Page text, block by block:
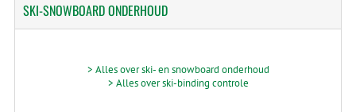
SKI-SNOWBOARDONDERHOUD
> Alles over ski- en snowboard onderhoud
> Alles over ski-binding controle